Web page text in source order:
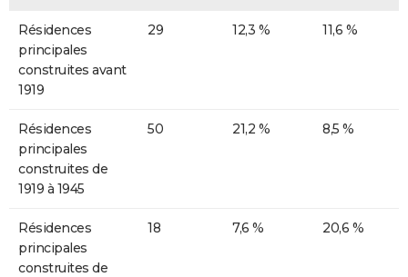
Résidences
principales
construites avant
1919
29 12,3 % 11,6 %
Résidences
principales
construites de
1919 à 1945
50 21,2 % 8,5 %
Résidences
principales
construites de
18 7,6 % 20,6 %